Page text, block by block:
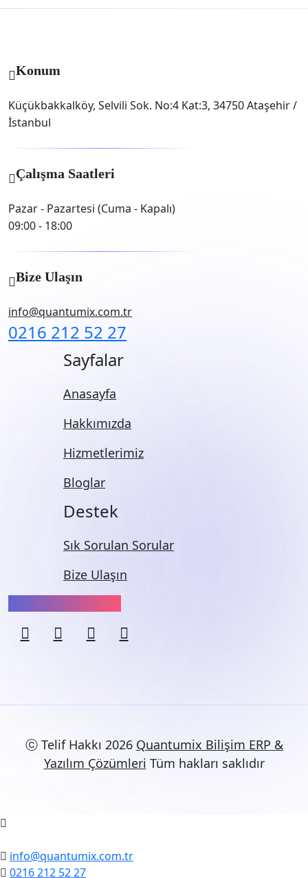
Konum
Küçükbakkalköy, Selvili Sok. No:4 Kat:3, 34750 Ataşehir /
İstanbul
Çalışma Saatleri
Pazar - Pazartesi (Cuma - Kapalı)
09:00 - 18:00
Bize Ulaşın
info@quantumix.com.tr
0216 212 52 27
Sayfalar
Anasayfa
Hakkımızda
Hizmetlerimiz
Bloglar
Destek
Sık Sorulan Sorular
Bize Ulaşın
Bizi Takip Edin:
ⓒ Telif Hakkı 2026 Quantumix Bilişim ERP &
Yazılım Çözümleri Tüm hakları saklıdır
info@quantumix.com.tr
0216 212 52 27